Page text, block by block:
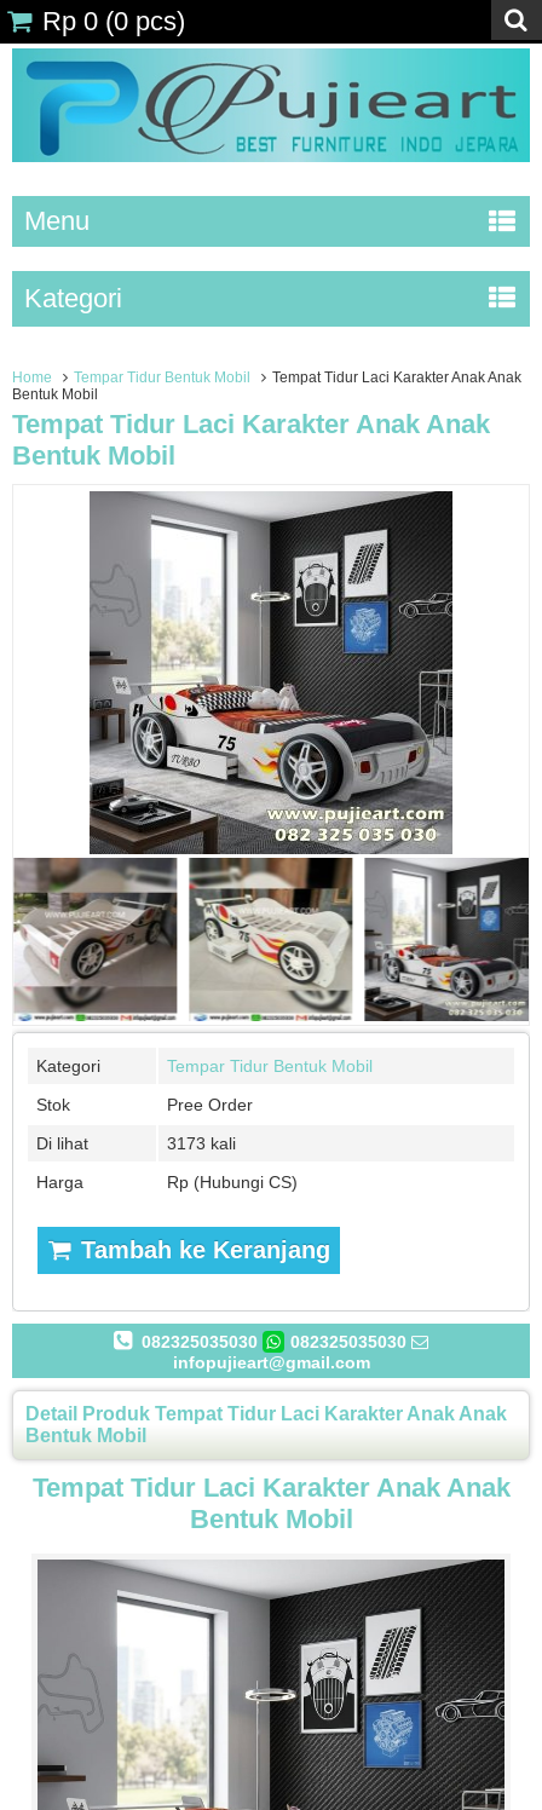
Rp 0 (0 pcs)
Menu
Kategori
Home Tempar Tidur Bentuk Mobil
Tempat Tidur Laci Karakter Anak Anak
Bentuk Mobil
Tempat Tidur Laci Karakter Anak Anak
Bentuk Mobil
Kategori
Tempar Tidur Bentuk Mobil
Stok
Pree Order
Di lihat
3173 kali
Harga
Rp (Hubungi CS)
Tambah ke Keranjang
082325035030
082325035030
infopujieart@gmail.com
Detail Produk Tempat Tidur Laci Karakter Anak Anak
Bentuk Mobil
Tempat Tidur Laci Karakter Anak Anak
Bentuk Mobil